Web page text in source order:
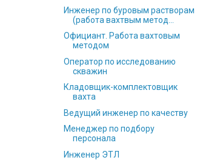
Инженер по буровым растворам
(работа вахтвым метод...
Официант. Работа вахтовым
методом
Оператор по исследованию
скважин
Кладовщик-комплектовщик
вахта
Ведущий инженер по качеству
Менеджер по подбору
персонала
Инженер ЭТЛ